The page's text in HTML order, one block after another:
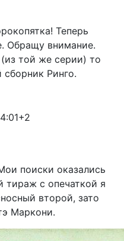
Теперь
Обращу внимание.
той же серии) то
Ринго.
+2
поиски оказались
тираж с опечаткой я
второй, зато
Маркони.